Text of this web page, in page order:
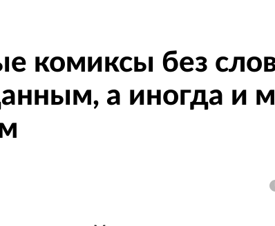
комиксы без
а иногда и